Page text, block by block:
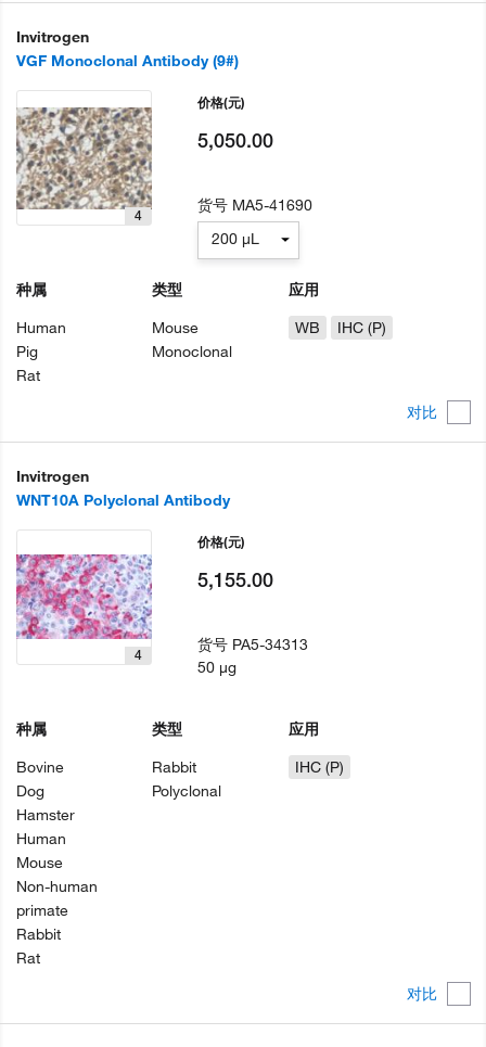
Invitrogen
VGF Monoclonal Antibody (9#)
对比
4
种属
Human
Pig
Rat
类型
Mouse
Monoclonal
应用
WB
IHC (P)
价格(元)
5,050.00
货号 MA5-41690
200 µL
Invitrogen
WNT10A Polyclonal Antibody
对比
4
种属
Bovine
Dog
Hamster
Human
Mouse
Non-human
primate
Rabbit
Rat
类型
Rabbit
Polyclonal
应用
IHC (P)
价格(元)
5,155.00
货号 PA5-34313
50 µg